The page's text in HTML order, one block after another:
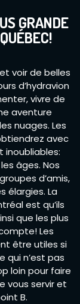
GRANDE
voir de belles
d’hydravion
vivre de
aventure
nuages. Les
avec
inoubliables:
âges. Nos
d’amis,
élargies. La
est qu’ils
que les plus
Les
être utiles si
qui n’est pas
loin pour faire
vous servir et
B.